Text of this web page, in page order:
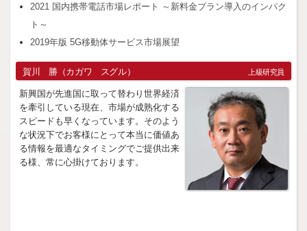
2021 国内携帯電話市場レポート ～新料金プラン導入のインパク
ト～
2019年版 5G移動体サービス市場展望
賀川 勝（カガワ スグル） 上級研究員
新興国が先進国に取って替わり世界経済
を牽引している現在、市場が成熟化する
スピードも早くなっています。そのよう
な状況下でお客様にとって本当に価値あ
る情報を最適なタイミングでご提供出来
る様、常に心掛けております。